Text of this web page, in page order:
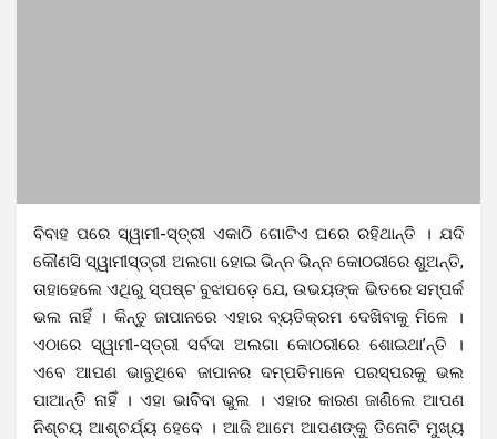
ବିବାହ ପରେ ସ୍ୱାମୀ-ସ୍ତ୍ରୀ ଏକାଠି ଗୋଟିଏ ଘରେ ରହିଥାନ୍ତି । ଯଦି
କୌଣସି ସ୍ୱାମୀସ୍ତ୍ରୀ ଅଲଗା ହୋଇ ଭିନ୍ନ ଭିନ୍ନ କୋଠରୀରେ ଶୁଅନ୍ତି,
ତାହାହେଲେ ଏଥିରୁ ସ୍ପଷ୍ଟ ବୁଝାପଡ଼େ ଯେ, ଉଭୟଙ୍କ ଭିତରେ ସମ୍ପର୍କ
ଭଲ ନାହିଁ । କିନ୍ତୁ ଜାପାନରେ ଏହାର ବ୍ୟତିକ୍ରମ ଦେଖିବାକୁ ମିଳେ ।
ଏଠାରେ ସ୍ୱାମୀ-ସ୍ତ୍ରୀ ସର୍ବଦା ଅଲଗା କୋଠରୀରେ ଶୋଇଥା’ନ୍ତି ।
ଏବେ ଆପଣ ଭାବୁଥିବେ ଜାପାନର ଦମ୍ପତିମାନେ ପରସ୍ପରକୁ ଭଲ
ପାଆନ୍ତି ନାହିଁ । ଏହା ଭାବିବା ଭୁଲ । ଏହାର କାରଣ ଜାଣିଲେ ଆପଣ
ନିଶ୍ଚୟ ଆଶ୍ଚର୍ଯ୍ୟ ହେବେ । ଆଜି ଆମେ ଆପଣଙ୍କୁ ତିନୋଟି ମୁଖ୍ୟ